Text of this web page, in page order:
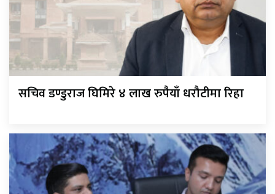
सचिव डण्डुराज घिमिरे ४ लाख रुपैयाँ धरौटीमा रिहा